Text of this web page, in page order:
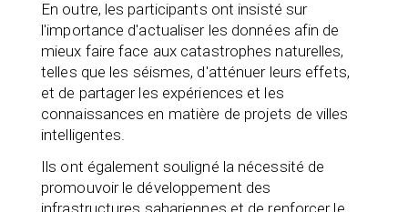
En outre, les participants ont insisté sur
l'importance d'actualiser les données afin de
mieux faire face aux catastrophes naturelles,
telles que les séismes, d'atténuer leurs effets,
et de partager les expériences et les
connaissances en matière de projets de villes
intelligentes.
Ils ont également souligné la nécessité de
promouvoir le développement des
infrastructures sahariennes et de renforcer le